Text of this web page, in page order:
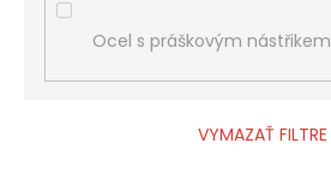
Ocel s práškovým nástřikem
VYMAZAŤ FILTRE